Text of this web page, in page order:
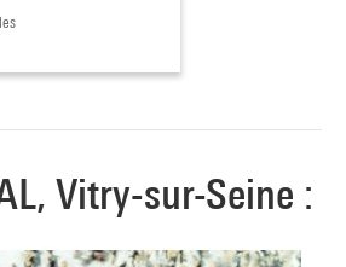
Vitry-sur-Seine :